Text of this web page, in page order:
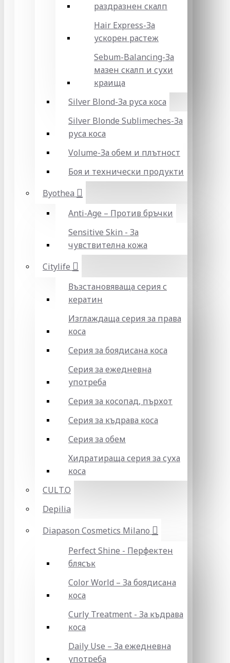
раздразнен скалп
Hair Express-За
ускорен растеж
Sebum-Balancing-За
мазен скалп и сухи
краища
Silver Blond-За руса коса
Silver Blonde Sublіmeches-За
руса коса
Volume-За обем и плътност
Боя и технически продукти
Byothea
Anti-Age – Против бръчки
Sensitive Skin - За
чувствителна кожа
Citylife
Възстановяваща серия с
кератин
Изглаждаща серия за права
коса
Серия за боядисана коса
Серия за ежедневна
употреба
Серия за косопад, пърхот
Серия за къдрава коса
Серия за обем
Хидратираща серия за суха
коса
CULT.O
Depilia
Diapason Cosmetics Milano
Perfect Shine - Перфектен
блясък
Color World – За боядисана
коса
Curly Treatment - За къдрава
коса
Daily Use – За ежедневна
употреба